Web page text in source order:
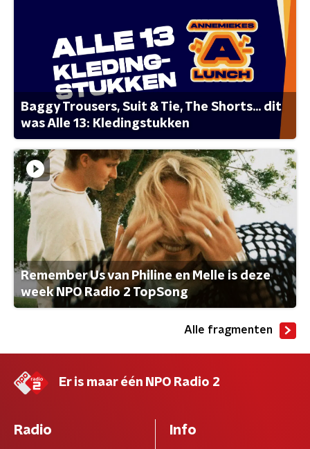
Baggy Trousers, Suit & Tie, The Shorts... dit
was Alle 13: Kledingstukken
Remember Us van Philine en Melle is deze
week NPO Radio 2 TopSong
Alle fragmenten
Er is maar één NPO Radio 2
Radio Info